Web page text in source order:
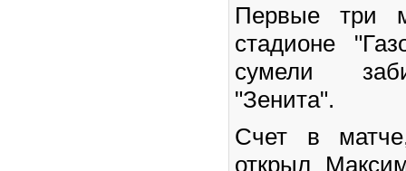
Первые три
стадионе
сумели
"Зенита".
Счет в
открыл